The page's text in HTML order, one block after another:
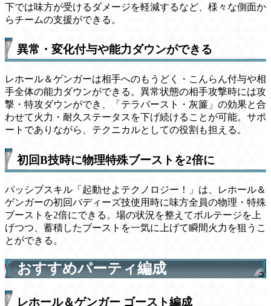
下では味方が受けるダメージを軽減するなど、様々な側面か
らチームの支援ができる。
異常・変化付与や能力ダウンができる
レホール＆ゲンガーは相手へのもうどく・こんらん付与や相
手全体の能力ダウンができる。異常状態の相手攻撃時には攻
撃・特攻ダウンができ、「テラバースト・灰簾」の効果と合
わせて火力・耐久ステータスを下げ続けることが可能。サポ
ートでありながら、テクニカルとしての役割も担える。
初回B技時に物理特殊ブーストを2倍に
パッシブスキル「起動せよテクノロジー！」は、レホール＆
ゲンガーの初回バディーズ技使用時に味方全員の物理・特殊
ブーストを2倍にできる。場の状況を整えてボルテージを上
げつつ、蓄積したブーストを一気に上げて瞬間火力を狙うこ
とができる。
おすすめパーティ編成
レホール＆ゲンガー ゴースト編成